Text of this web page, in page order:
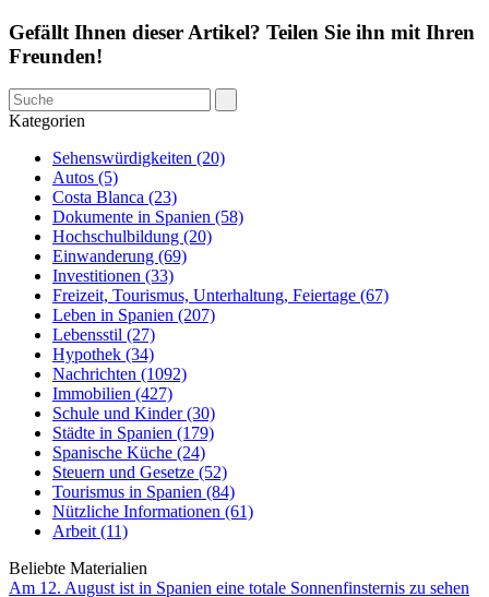
Gefällt Ihnen dieser Artikel? Teilen Sie ihn mit Ihren
Freunden!
Kategorien
Sehenswürdigkeiten (20)
Autos (5)
Costa Blanca (23)
Dokumente in Spanien (58)
Hochschulbildung (20)
Einwanderung (69)
Investitionen (33)
Freizeit, Tourismus, Unterhaltung, Feiertage (67)
Leben in Spanien (207)
Lebensstil (27)
Hypothek (34)
Nachrichten (1092)
Immobilien (427)
Schule und Kinder (30)
Städte in Spanien (179)
Spanische Küche (24)
Steuern und Gesetze (52)
Tourismus in Spanien (84)
Nützliche Informationen (61)
Arbeit (11)
Beliebte Materialien
Am 12. August ist in Spanien eine totale Sonnenfinsternis zu sehen